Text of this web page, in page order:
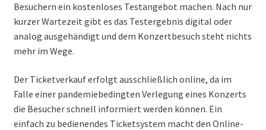
Besuchern ein kostenloses Testangebot machen. Nach nur
kurzer Wartezeit gibt es das Testergebnis digital oder
analog ausgehändigt und dem Konzertbesuch steht nichts
mehr im Wege.
Der Ticketverkauf erfolgt ausschließlich online, da im
Falle einer pandemiebedingten Verlegung eines Konzerts
die Besucher schnell informiert werden können. Ein
einfach zu bedienendes Ticketsystem macht den Online-